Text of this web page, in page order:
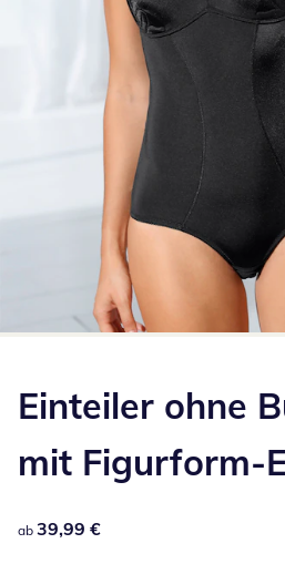
Einteiler ohne
mit Figurform-
39,99 €
ab 39,99 €